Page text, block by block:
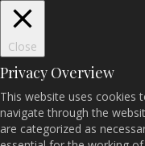
Close
Privacy Overview
This website uses cookies
navigate through the
are categorized as